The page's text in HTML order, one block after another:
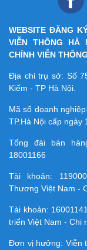
WEBSITE ĐĂNG
VIỄN THÔNG
CHÍNH VIỄN
Địa chỉ trụ sở: Số
Kiếm - TP Hà Nội.
Mã số doanh
TP.Hà Nội cấp ngày
Tổng đài bán
18001166
Tài khoản:
Thương Việt Nam -
Tài khoản:
triển Việt Nam - Chi
Đơn vị hưởng: Viễn